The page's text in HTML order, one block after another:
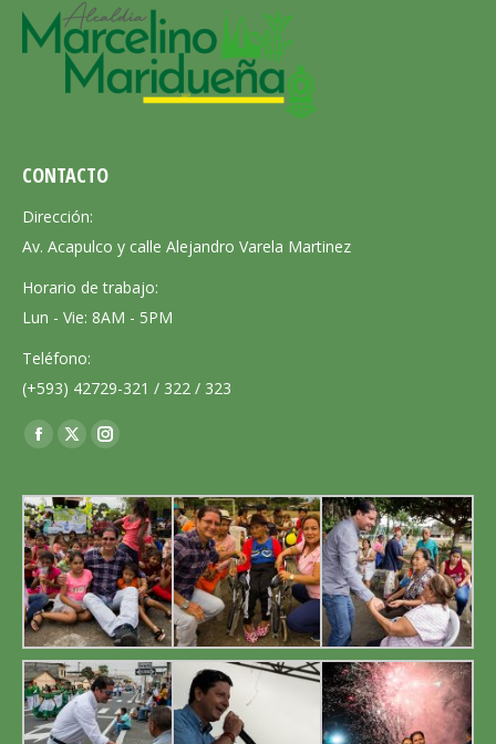
CONTACTO
Dirección:
Av. Acapulco y calle Alejandro Varela Martinez
Horario de trabajo:
Lun - Vie: 8AM - 5PM
Teléfono:
(+593) 42729-321 / 322 / 323
Encuéntranos en:
Facebook
opens
in
new
window
X
opens
in
new
window
Instagram
opens
in
new
window